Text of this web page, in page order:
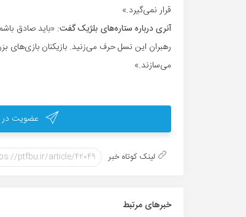
قرار نمی‌گیرد.»
آنری درباره ستاره‌های بلژیک گفت: «باید صادق
رهبران این نسل حرف می‌زنید. بازیکنان بازی‌های
می‌سازند.»
عضویت در
لینک کوتاه خبر
خبر‌های مرتبط